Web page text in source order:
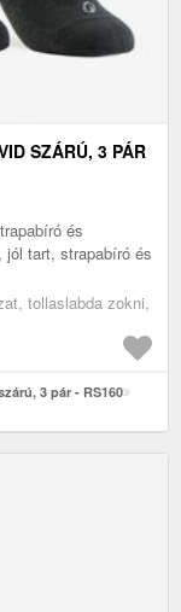
SZÁRÚ, 3 PÁR
és
jól tart, strapabíró és
tollaslabda zokni,
3 pár - RS160